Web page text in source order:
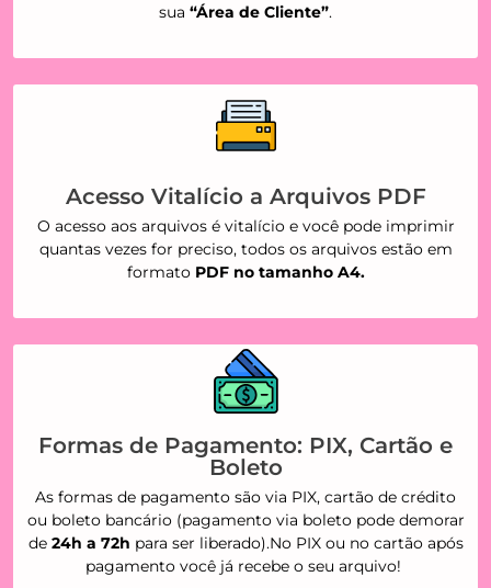
sua “Área de Cliente”.
Acesso Vitalício a Arquivos PDF
O acesso aos arquivos é vitalício e você pode imprimir
quantas vezes for preciso, todos os arquivos estão em
formato PDF no tamanho A4.
Formas de Pagamento: PIX, Cartão e
Boleto
As formas de pagamento são via PIX, cartão de crédito
ou boleto bancário (pagamento via boleto pode demorar
de 24h a 72h para ser liberado).No PIX ou no cartão após
pagamento você já recebe o seu arquivo!